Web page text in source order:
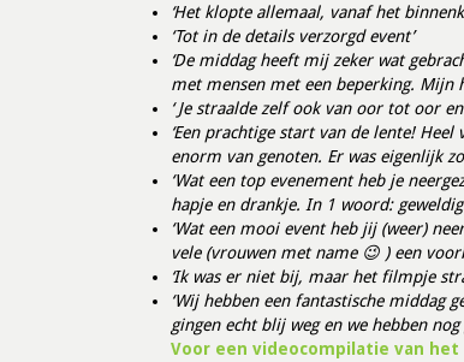
‘Het klopte allemaal, vanaf het
‘Tot in de details verzorgd event’
‘De middag heeft mij zeker wat
met mensen met een beperking. Mijn
‘ Je straalde zelf ook van oor tot oor
‘Een prachtige start van de lente!
enorm van genoten. Er was eigenlijk
‘Wat een top evenement heb je
hapje en drankje. In 1 woord:
‘Wat een mooi event heb jij (weer)
vele (vrouwen met name 😉 ) een
‘Ik was er niet bij, maar het filmpje
‘Wij hebben een fantastische middag
gingen echt blij weg en we hebben
Voor een videocompilatie van